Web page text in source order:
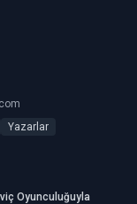
Yazarlar
Oyunculuğuyla